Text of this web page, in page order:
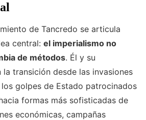
de Tancredo se articula
central: el imperialismo no
de métodos. Él y su
transición desde las invasiones
golpes de Estado patrocinados
formas más sofisticadas de
económicas, campañas